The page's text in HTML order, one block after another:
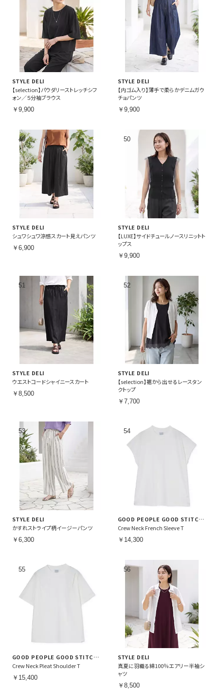
STYLE DELI
【selection】パウダリーストレッチシフ
ォン／５分袖ブラウス
￥9,900
STYLE DELI
【内ゴム入り】薄手で柔らかデニムガウ
チョパンツ
￥9,900
STYLE DELI
シュワシュワ涼感スカート見えパンツ
￥6,900
STYLE DELI
【LUXE】サイドチュールノースリニットト
ップス
￥9,900
STYLE DELI
ウエストコードシャイニースカート
￥8,500
STYLE DELI
【selection】裾から出せるレースタン
クトップ
￥7,700
STYLE DELI
かすれストライプ柄イージーパンツ
￥6,300
GOOD PEOPLE GOOD STITCHING GOOD PRODUCT
Crew Neck French Sleeve T
￥14,300
GOOD PEOPLE GOOD STITCHING GOOD PRODUCT
Crew Neck Pleat Shoulder T
￥15,400
STYLE DELI
真夏に羽織る綿100％エアリー半袖シ
ャツ
￥8,500